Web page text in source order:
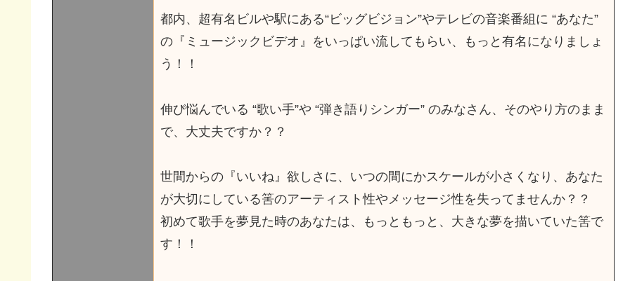
都内、超有名ビルや駅にある“ビッグビジョン”やテレビの音楽番組に “あなた”
の『ミュージックビデオ』をいっぱい流してもらい、もっと有名になりましょ
う！！
伸び悩んでいる “歌い手”や “弾き語りシンガー” のみなさん、そのやり方のまま
で、大丈夫ですか？？
世間からの『いいね』欲しさに、いつの間にかスケールが小さくなり、あなた
が大切にしている筈のアーティスト性やメッセージ性を失ってませんか？？
初めて歌手を夢見た時のあなたは、もっともっと、大きな夢を描いていた筈で
す！！